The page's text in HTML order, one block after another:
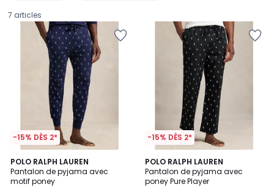
7 articles
-15% DÈS 2*
POLO RALPH LAUREN
Pantalon de pyjama avec
motif poney
5
/
5
-15% DÈS 2*
POLO RALPH LAUREN
Pantalon de pyjama avec
poney Pure Player
4,2
/ 5
3
Couleurs